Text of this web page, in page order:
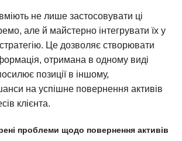
не лише застосовувати ці
але й майстерно інтегрувати їх у
Це дозволяє створювати
отримана в одному виді
позиції в іншому,
на успішне повернення активів
клієнта.
проблеми щодо повернення активів